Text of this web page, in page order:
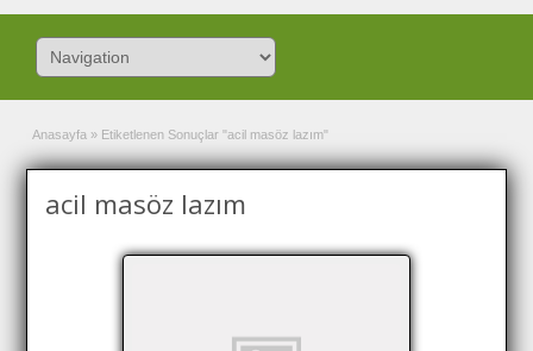
Anasayfa » Etiketlenen Sonuçlar "acil masöz lazım"
acil masöz lazım